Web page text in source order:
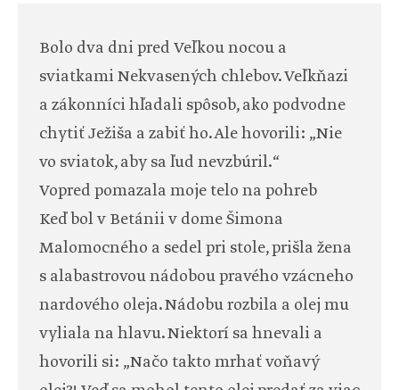
Bolo dva dni pred Veľkou nocou a
sviatkami Nekvasených chlebov. Veľkňazi
a zákonníci hľadali spôsob, ako podvodne
chytiť Ježiša a zabiť ho. Ale hovorili: „Nie
vo sviatok, aby sa ľud nevzbúril.“
Vopred pomazala moje telo na pohreb
Keď bol v Betánii v dome Šimona
Malomocného a sedel pri stole, prišla žena
s alabastrovou nádobou pravého vzácneho
nardového oleja. Nádobu rozbila a olej mu
vyliala na hlavu. Niektorí sa hnevali a
hovorili si: „Načo takto mrhať voňavý